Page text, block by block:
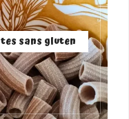
sans gluten